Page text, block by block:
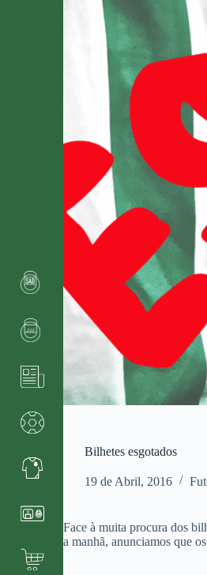
Bilhetes esgotados
19 de Abril, 2016
Face à muita procura dos
a manhã, anunciamos que